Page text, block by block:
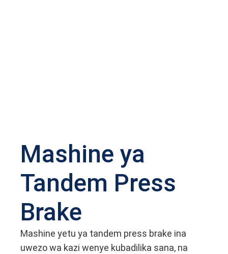
Mashine ya
Tandem Press
Brake
Mashine yetu ya tandem press brake ina
uwezo wa kazi wenye kubadilika sana, na